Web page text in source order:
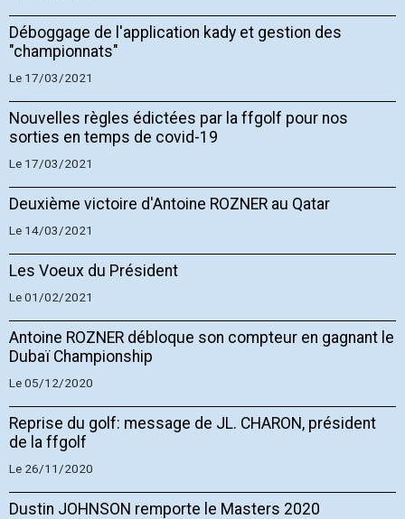
Déboggage de l'application kady et gestion des
"championnats"
Le 17/03/2021
Nouvelles règles édictées par la ffgolf pour nos
sorties en temps de covid-19
Le 17/03/2021
Deuxième victoire d'Antoine ROZNER au Qatar
Le 14/03/2021
Les Voeux du Président
Le 01/02/2021
Antoine ROZNER débloque son compteur en gagnant le
Dubaï Championship
Le 05/12/2020
Reprise du golf: message de JL. CHARON, président
de la ffgolf
Le 26/11/2020
Dustin JOHNSON remporte le Masters 2020